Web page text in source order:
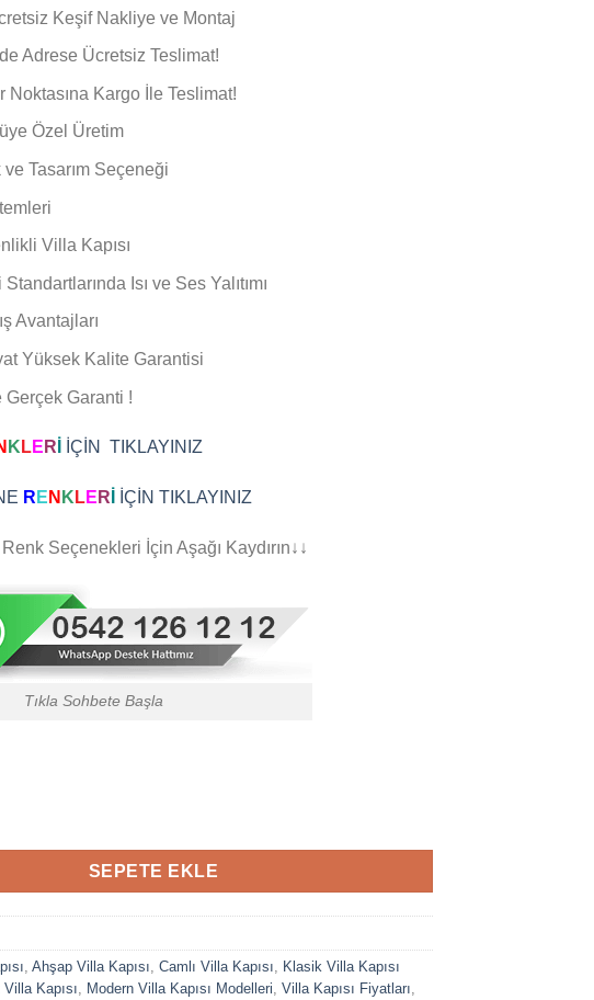
Keşif Nakliye ve Montaj
Adrese Ücretsiz Teslimat!
Noktasına Kargo İle Teslimat!
Özel Üretim
ve Tasarım Seçeneği
Villa Kapısı
Isı ve Ses Yalıtımı
Avantajları
Yüksek Kalite Garantisi
Gerçek Garanti !
K LE R İÇİN TIKLAYINIZ
R E N K LE R İÇİN TIKLAYINIZ
Seçenekleri İçin Aşağı Kaydırın↓↓
Tıkla Sohbete Başla
Villa Kapısı 694 adet
SEPETE EKLE
Ahşap Villa Kapısı Camlı Villa Kapısı
Klasik Villa Kapısı
Kapısı Modern Villa Kapısı Modelleri Villa Kapısı Fiyatları